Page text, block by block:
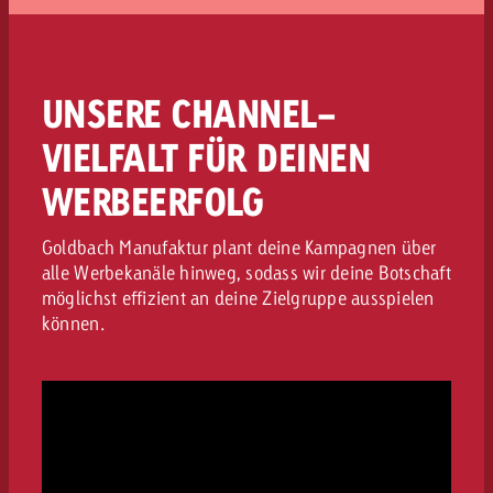
gemeinsam besprechen. So behältst du
Kommunikations- und Geschäftsziele zu
erreichen und nicht nur um reine
Medialeistungswerte.
UNSERE CHANNEL-
VIELFALT FÜR DEINEN
WERBEERFOLG
Goldbach Manufaktur plant deine Kampagnen über
alle Werbekanäle hinweg, sodass wir deine Botschaft
möglichst effizient an deine Zielgruppe ausspielen
können.